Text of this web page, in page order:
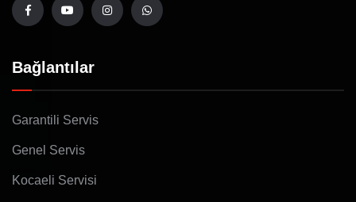
Bağlantılar
Garantili Servis
Genel Servis
Kocaeli Servisi